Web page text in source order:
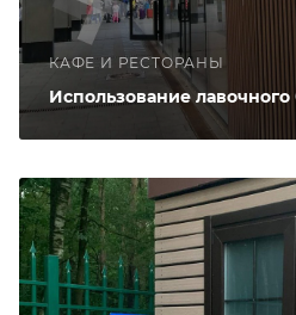
КАФЕ И РЕСТОРАНЫ
Использование